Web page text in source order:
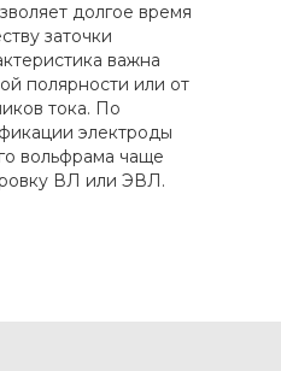
долгое время
заточки
важна
полярности или от
тока. По
электроды
вольфрама чаще
ВЛ или ЭВЛ.